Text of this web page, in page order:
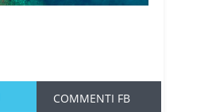
COMMENTI FB